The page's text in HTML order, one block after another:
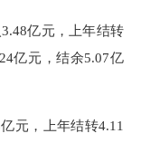
亿元，上年结转
亿元，结余5.07亿
元，上年结转4.11